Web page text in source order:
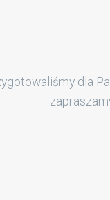
dla